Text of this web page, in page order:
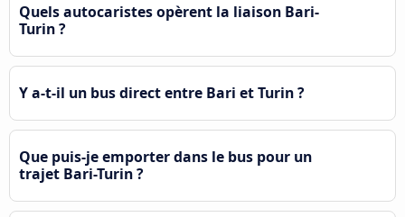
Quels autocaristes opèrent la liaison Bari-
Turin ?
Y a-t-il un bus direct entre Bari et Turin ?
Que puis-je emporter dans le bus pour un
trajet Bari-Turin ?